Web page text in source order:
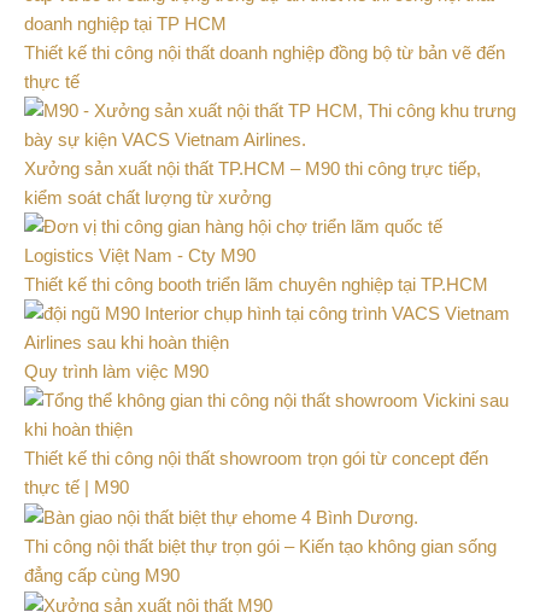
Thiết kế thi công nội thất doanh nghiệp đồng bộ từ bản vẽ đến
thực tế
Xưởng sản xuất nội thất TP.HCM – M90 thi công trực tiếp,
kiểm soát chất lượng từ xưởng
Thiết kế thi công booth triển lãm chuyên nghiệp tại TP.HCM
Quy trình làm việc M90
Thiết kế thi công nội thất showroom trọn gói từ concept đến
thực tế | M90
Thi công nội thất biệt thự trọn gói – Kiến tạo không gian sống
đẳng cấp cùng M90